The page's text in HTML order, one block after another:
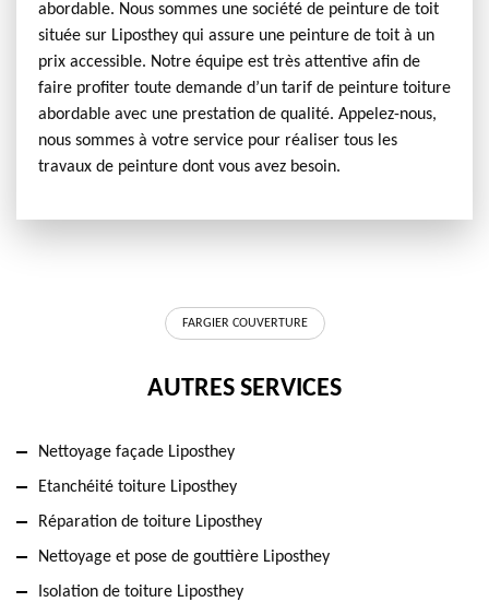
abordable. Nous sommes une société de peinture de toit
située sur Liposthey qui assure une peinture de toit à un
prix accessible. Notre équipe est très attentive afin de
faire profiter toute demande d’un tarif de peinture toiture
abordable avec une prestation de qualité. Appelez-nous,
nous sommes à votre service pour réaliser tous les
travaux de peinture dont vous avez besoin.
FARGIER COUVERTURE
AUTRES SERVICES
Nettoyage façade Liposthey
Etanchéité toiture Liposthey
Réparation de toiture Liposthey
Nettoyage et pose de gouttière Liposthey
Isolation de toiture Liposthey